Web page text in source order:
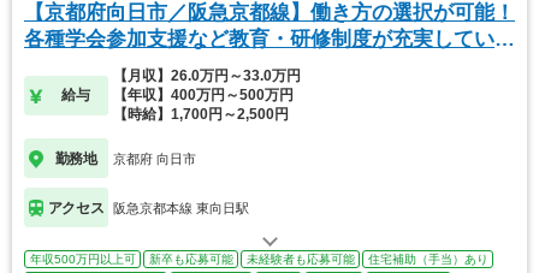
【京都府向日市／阪急京都線】働き方の選択が可能！
各種学会参加支援など教育・研修制度が充実していま
給与
【月収】26.0万円～33.0万円
【年収】400万円～500万円
【時給】1,700円～2,500円
勤務地 京都府 向日市
アクセス 阪急京都本線 東向日駅
年収500万円以上可 新卒も応募可能 未経験者も応募可能
住宅補助（手当）あり